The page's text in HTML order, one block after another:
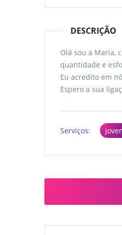
DESCRIÇÃO
Olá sou a Maria,
quantidade e
Eu acredito em
Espero a sua
Serviços: